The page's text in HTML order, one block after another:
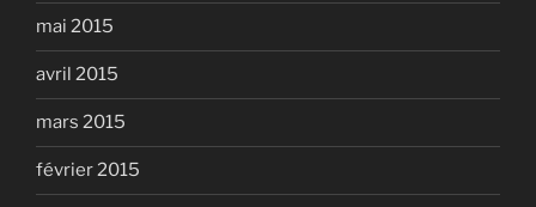
mai 2015
avril 2015
mars 2015
février 2015